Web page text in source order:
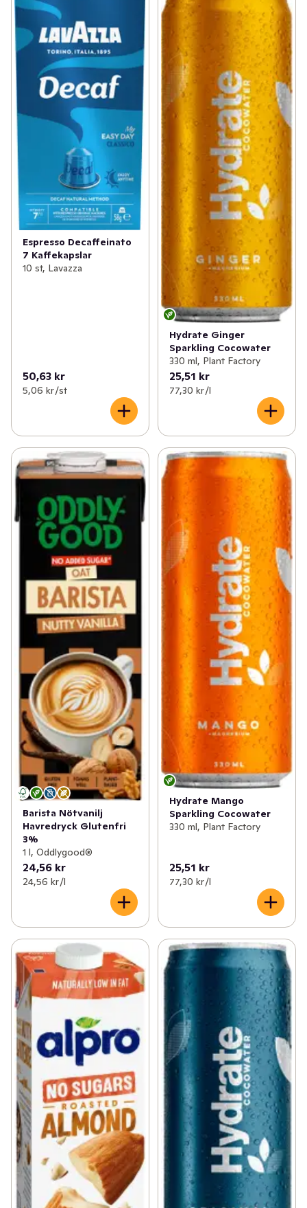
Espresso Decaffeinato
7 Kaffekapslar
10 st, Lavazza
50,63 kr
5,06 kr /st
Hydrate Ginger
Sparkling Cocowater
330 ml, Plant Factory
25,51 kr
77,30 kr /l
Barista Nötvanilj
Havredryck Glutenfri
3%
1 l, Oddlygood®
24,56 kr
24,56 kr /l
Hydrate Mango
Sparkling Cocowater
330 ml, Plant Factory
25,51 kr
77,30 kr /l